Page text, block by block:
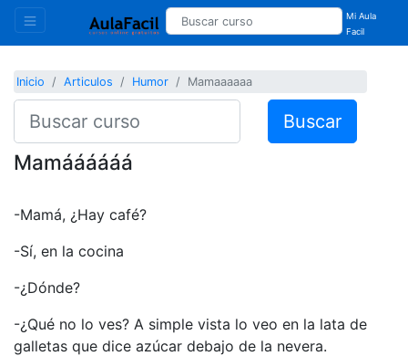
Mi Aula
Facil
Inicio Articulos Humor Mamaaaaaa
Buscar
Mamáááááá
-Mamá, ¿Hay café?
-Sí, en la cocina
-¿Dónde?
-¿Qué no lo ves? A simple vista lo veo en la lata de
galletas que dice azúcar debajo de la nevera.